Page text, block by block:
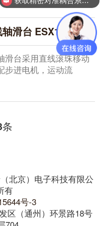
电动直线轴滑台 ESX11-601-20
滑台采用直线滚珠移动
步进电机，运动流
条
北京）电子科技有限公
有
号-3
区（通州）环景路18号